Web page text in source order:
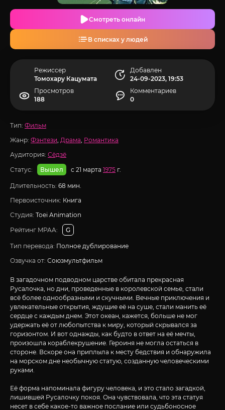
Смотреть онлайн
В списках у людей
Режиссер
Томохару Кацумата
Добавлен
24-09-2023, 19:53
Просмотров
188
Комментариев
0
Тип: Фильм
Жанр: Фэнтези, Драма, Романтика
Аудитория: Сёдзё
Статус:
Вышел с 21 марта 1975 г.
Длительность: 68 мин.
Первоисточник: Книга
Студия: Toei Animation
Рейтинг MPAA:
G
Тип перевода: Полное дублирование
Озвучка от: Союзмультфильм
В загадочном подводном царстве обитала прекрасная
Русалочка, но дни, проведенные в королевской семье, стали
всё более однообразными и скучными. Вечные приключения и
увлекательные открытия, ждущие её на суше, стали манить её
сердце с каждым днем. Этот океан, кажется, больше не мог
удержать её от любопытства к миру, который скрывался за
горизонтом. И вот однажды, как будто в ответ на её мечты,
произошла кораблекрушение. Героиня не могла остаться в
стороне. Вскоре она приплыла к месту бедствия и обнаружила
на морском дне необычную статую, созданную человеческими
руками.
Её форма напоминала фигуру человека, и это стало загадкой,
лишившей Русалочку покоя. Она чувствовала, что эта статуя
несет в себе какое-то важное послание или судьбоносное